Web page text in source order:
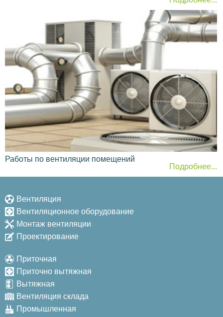
аналогично кухонной, с системами местного и общего
удаления. Такие же правила действуют для
вентиляции в школьной столовой, других учебных
заведениях, в торговых центрах, где место для
готовки совмещено с общим помещением.
Расчет воздухообмена
Часто вентиляция предприятий общественного
питания соединена с различными блоками. Норма
поступающего кислорода разнится для каждого из
них. Ниже она указана из расчета на 1 человека:
Зал для некурящих (взрослый) — 30-40 м³/ч;
Зал для курящих — 100 м³/ч, для
густозадымленных отделов параметр
доходит 300 м³/ч (10-кратное увеличение
базовой нормы);
Кухня — 100 м³/ч.
Расчеты также можно провести с помощью ТСН 31-
320-2000.
Другие стандарты
Нельзя подавать холодный воздух в область
Рекомендовано проводить скрытый монтаж,
отверстий;
Работы по вентиляции помещений
Подробнее...
Вентиляция
Вентиляционное оборудование
Монтаж вентиляции
Проектирование
Приточная
Приточно вытяжная
Вытяжная
Вентиляция склада
Промышленная